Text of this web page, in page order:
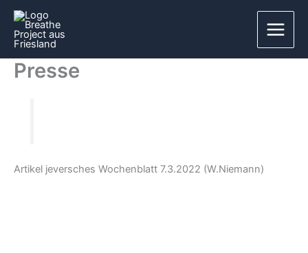
Zum
Inhalt
springen
Presse
Artikel jeversches Wochenblatt 7.3.2022 (W.Niemann)